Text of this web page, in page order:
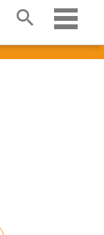
Ouvrir